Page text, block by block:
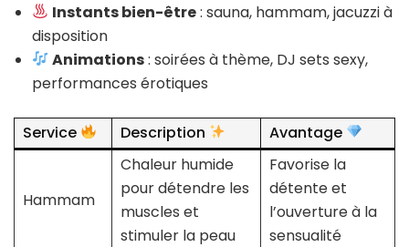
Instants bien-être: sauna, hammam, jacuzzi à
disposition
Animations: soirées à thème, DJ sets sexy,
performances érotiques
Service Description Avantage
Hammam
Chaleur humide
pour détendre les
muscles et
stimuler la peau
Favorise la
détente et
l’ouverture à la
sensualité